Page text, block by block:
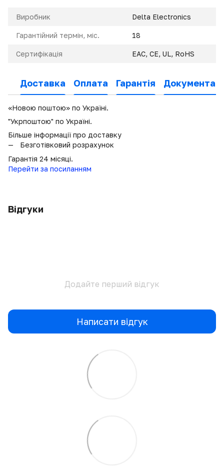
Виробник Delta Electronics
Гарантійний термін, міс. 18
Сертифікація EAC, CE, UL, RoHS
Доставка Оплата Гарантія
«Новою поштою» по Україні.
"Укрпоштою" по Україні.
Більше інформації про доставку
Безготівковий розрахунок
Гарантія 24 місяці.
Перейти за посиланням
Відгуки
Додайте перший відгук
Написати відгук